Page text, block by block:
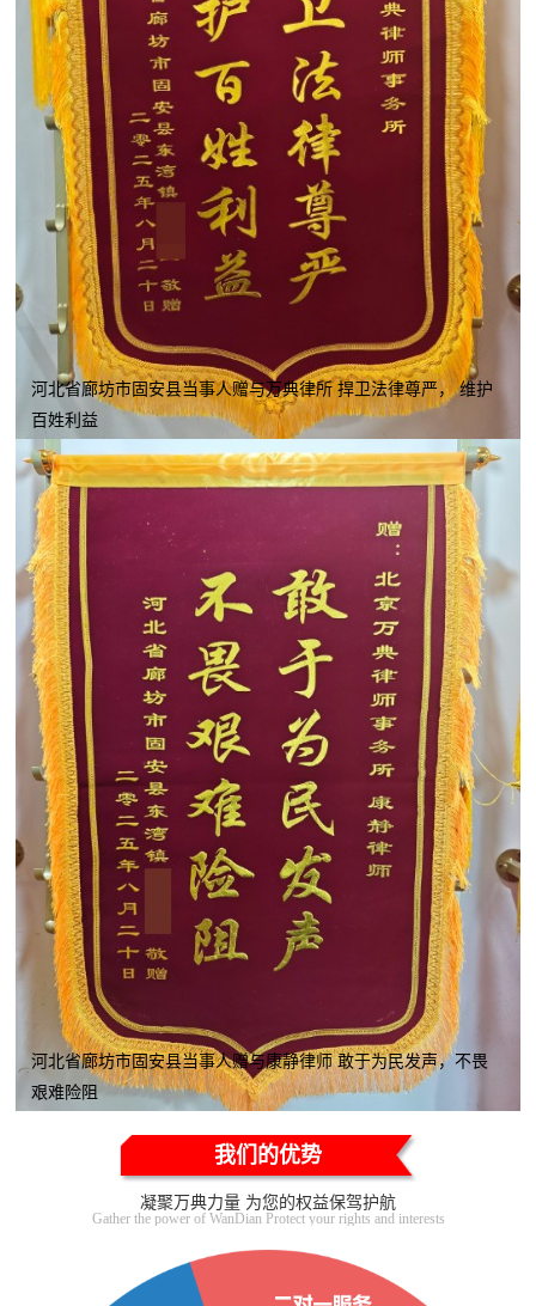
河北省廊坊市固安县当事人赠与万典律所 捍卫法律尊严， 维护
百姓利益
河北省廊坊市固安县当事人赠与康静律师 敢于为民发声，不畏
艰难险阻
我们的优势
凝聚万典力量 为您的权益保驾护航
Gather the power of WanDian Protect your rights and interests